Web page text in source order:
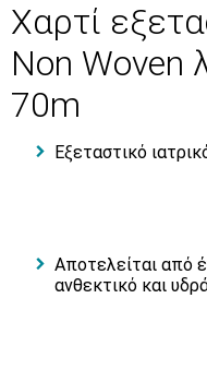
Χαρτί
Non Woven
70m
Εξεταστικό
Αποτελείται από
ανθεκτικό και